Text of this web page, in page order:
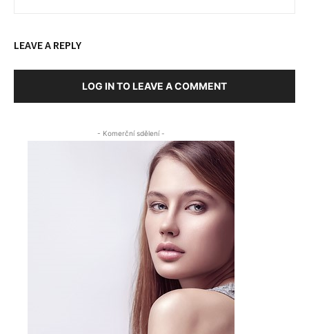
LEAVE A REPLY
LOG IN TO LEAVE A COMMENT
- Komerční sdělení -